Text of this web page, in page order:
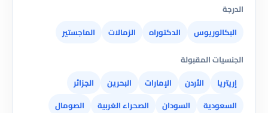
الدرجة
البكالوريوس
الدكتوراه الزمالات
الماجستير
الجنسيات المقبولة
إريتريا
الأردن الإمارات البحرين
الجزائر
السعودية
السودان الصحراء الغربية
الصومال